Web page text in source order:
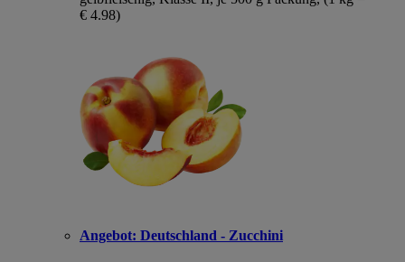
€ 4.98)
Angebot: Deutschland - Zucchini